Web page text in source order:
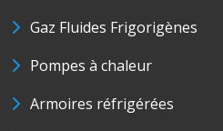
Gaz Fluides Frigorigènes
Pompes à chaleur
Armoires réfrigérées